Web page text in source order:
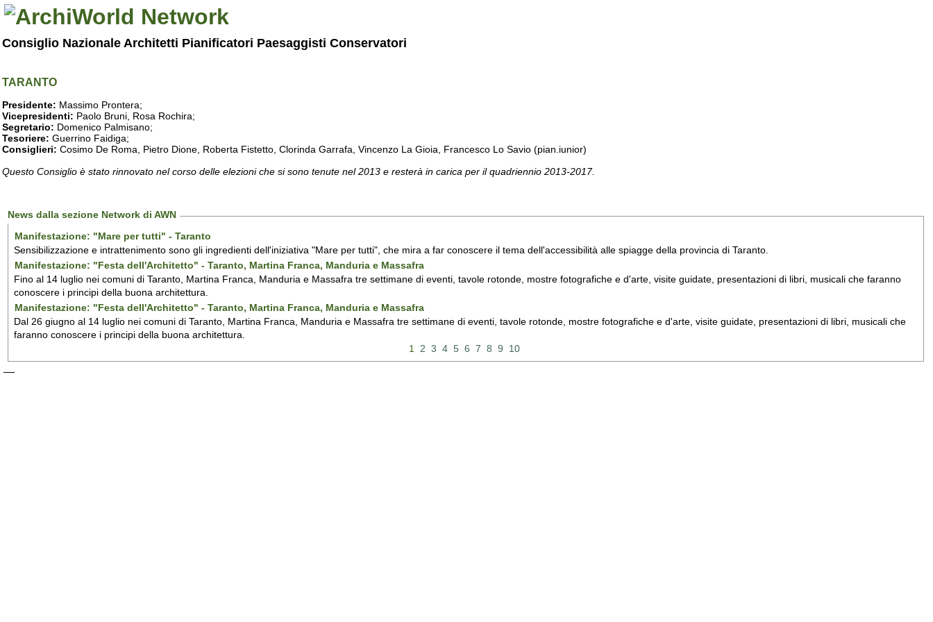
Consiglio Nazionale Architetti Pianificatori Paesaggisti Conservatori
TARANTO
Presidente: Massimo Prontera;
Vicepresidenti: Paolo Bruni, Rosa Rochira;
Segretario: Domenico Palmisano;
Tesoriere: Guerrino Faidiga;
Consiglieri: Cosimo De Roma, Pietro Dione, Roberta Fistetto, Clorinda Garrafa, Vincenzo La Gioia, Francesco Lo Savio (pian.iunior)
Questo Consiglio è stato rinnovato nel corso delle elezioni che si sono tenute nel 2013 e resterà in carica per il quadriennio 2013-2017.
News dalla sezione Network di AWN
Manifestazione: "Mare per tutti" - Taranto
Sensibilizzazione e intrattenimento sono gli ingredienti dell'iniziativa "Mare per tutti", che mira a far conoscere il tema dell'accessibilità alle spiagge della provincia di Taranto.
Manifestazione: "Festa dell'Architetto" - Taranto, Martina Franca, Manduria e Massafra
Fino al 14 luglio nei comuni di Taranto, Martina Franca, Manduria e Massafra tre settimane di eventi, tavole rotonde, mostre fotografiche e d'arte, visite guidate, presentazioni di libri, musicali che faranno
conoscere i principi della buona architettura.
Manifestazione: "Festa dell'Architetto" - Taranto, Martina Franca, Manduria e Massafra
Dal 26 giugno al 14 luglio nei comuni di Taranto, Martina Franca, Manduria e Massafra tre settimane di eventi, tavole rotonde, mostre fotografiche e d'arte, visite guidate, presentazioni di libri, musicali che
faranno conoscere i principi della buona architettura.
1
2 3 4 5 6 7 8 9 10